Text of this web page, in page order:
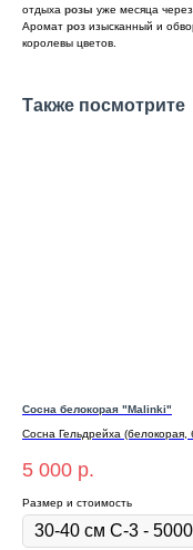
отдыха розы уже месяца
Аромат роз изысканный и
королевы цветов.
Также посмотрите
Сосна белокорая "Malinki"
Сосна Гельдрейха (белокорая,
5 000 р.
Размер и стоимость